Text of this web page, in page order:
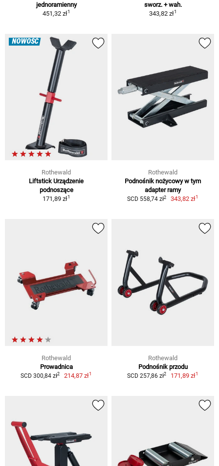
jednoramienny
451,32 zł1
sworz. + wah.
343,82 zł1
NOWOŚĆ
Rothewald
Liftstick Urządzenie
podnoszące
171,89 zł1
Rothewald
Podnośnik nożycowy w tym
adapter ramy
SCD 558,74 zł2 343,82 zł1
Rothewald
Prowadnica
SCD 300,84 zł2 214,87 zł1
Rothewald
Podnośnik przodu
SCD 257,86 zł2 171,89 zł1